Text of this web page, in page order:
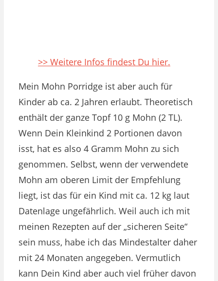
>> Weitere Infos findest Du hier.
Mein Mohn Porridge ist aber auch für
Kinder ab ca. 2 Jahren erlaubt. Theoretisch
enthält der ganze Topf 10 g Mohn (2 TL).
Wenn Dein Kleinkind 2 Portionen davon
isst, hat es also 4 Gramm Mohn zu sich
genommen. Selbst, wenn der verwendete
Mohn am oberen Limit der Empfehlung
liegt, ist das für ein Kind mit ca. 12 kg laut
Datenlage ungefährlich. Weil auch ich mit
meinen Rezepten auf der „sicheren Seite“
sein muss, habe ich das Mindestalter daher
mit 24 Monaten angegeben. Vermutlich
kann Dein Kind aber auch viel früher davon